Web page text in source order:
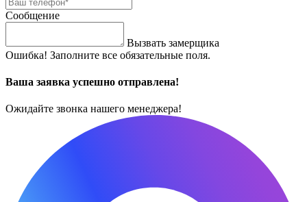
Сообщение
Вызвать замерщика
Ошибка! Заполните все обязательные поля.
Ваша заявка успешно отправлена!
Ожидайте звонка нашего менеджера!